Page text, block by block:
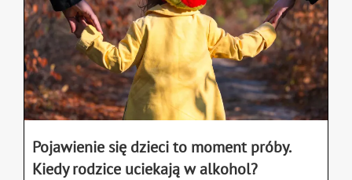
Pojawienie się dzieci to moment próby.
Kiedy rodzice uciekają w alkohol?